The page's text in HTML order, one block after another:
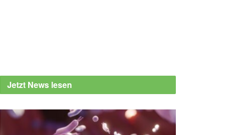
Jetzt News lesen